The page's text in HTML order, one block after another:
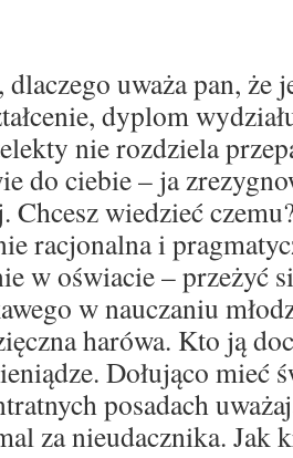
dlaczego uważa pan, że
dyplom
nie rozdziela
do ciebie – ja
Chcesz wiedzieć
racjonalna i
w oświacie – przeżyć
w nauczaniu
harówa. Kto ją
Dołująco mieć
posadach
za nieudacznika. Jak